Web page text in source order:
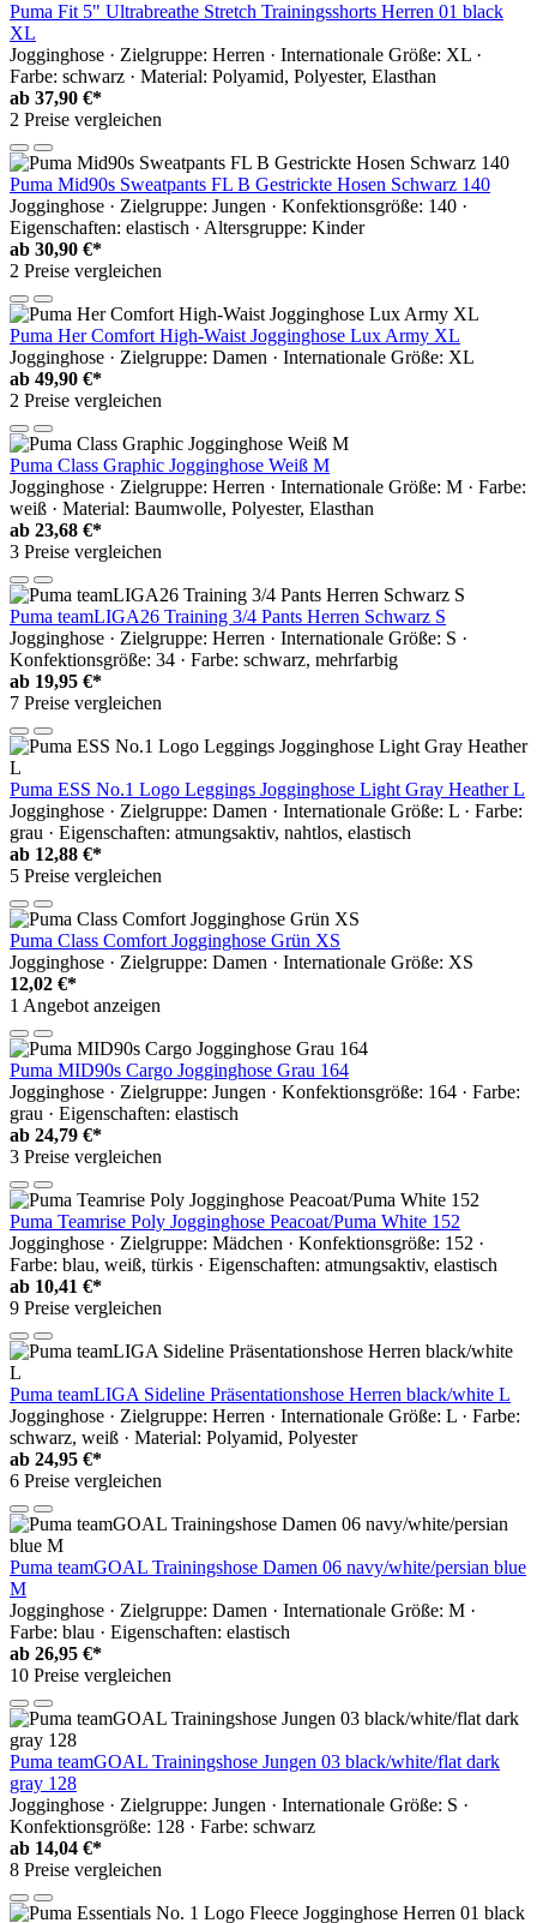
Puma Fit 5" Ultrabreathe Stretch Trainingsshorts Herren 01 black
XL
Jogginghose · Zielgruppe: Herren · Internationale Größe: XL ·
Farbe: schwarz · Material: Polyamid, Polyester, Elasthan
ab 37,90 €*
2 Preise vergleichen
Puma Mid90s Sweatpants FL B Gestrickte Hosen Schwarz 140
Jogginghose · Zielgruppe: Jungen · Konfektionsgröße: 140 ·
Eigenschaften: elastisch · Altersgruppe: Kinder
ab 30,90 €*
2 Preise vergleichen
Puma Her Comfort High-Waist Jogginghose Lux Army XL
Jogginghose · Zielgruppe: Damen · Internationale Größe: XL
ab 49,90 €*
2 Preise vergleichen
Puma Class Graphic Jogginghose Weiß M
Jogginghose · Zielgruppe: Herren · Internationale Größe: M · Farbe:
weiß · Material: Baumwolle, Polyester, Elasthan
ab 23,68 €*
3 Preise vergleichen
Puma teamLIGA26 Training 3/4 Pants Herren Schwarz S
Jogginghose · Zielgruppe: Herren · Internationale Größe: S ·
Konfektionsgröße: 34 · Farbe: schwarz, mehrfarbig
ab 19,95 €*
7 Preise vergleichen
Puma ESS No.1 Logo Leggings Jogginghose Light Gray Heather L
Jogginghose · Zielgruppe: Damen · Internationale Größe: L · Farbe:
grau · Eigenschaften: atmungsaktiv, nahtlos, elastisch
ab 12,88 €*
5 Preise vergleichen
Puma Class Comfort Jogginghose Grün XS
Jogginghose · Zielgruppe: Damen · Internationale Größe: XS
12,02 €*
1 Angebot anzeigen
Puma MID90s Cargo Jogginghose Grau 164
Jogginghose · Zielgruppe: Jungen · Konfektionsgröße: 164 · Farbe:
grau · Eigenschaften: elastisch
ab 24,79 €*
3 Preise vergleichen
Puma Teamrise Poly Jogginghose Peacoat/Puma White 152
Jogginghose · Zielgruppe: Mädchen · Konfektionsgröße: 152 ·
Farbe: blau, weiß, türkis · Eigenschaften: atmungsaktiv, elastisch
ab 10,41 €*
9 Preise vergleichen
Puma teamLIGA Sideline Präsentationshose Herren black/white L
Jogginghose · Zielgruppe: Herren · Internationale Größe: L · Farbe:
schwarz, weiß · Material: Polyamid, Polyester
ab 24,95 €*
6 Preise vergleichen
Puma teamGOAL Trainingshose Damen 06 navy/white/persian blue
M
Jogginghose · Zielgruppe: Damen · Internationale Größe: M ·
Farbe: blau · Eigenschaften: elastisch
ab 26,95 €*
10 Preise vergleichen
Puma teamGOAL Trainingshose Jungen 03 black/white/flat dark
gray 128
Jogginghose · Zielgruppe: Jungen · Internationale Größe: S ·
Konfektionsgröße: 128 · Farbe: schwarz
ab 14,04 €*
8 Preise vergleichen